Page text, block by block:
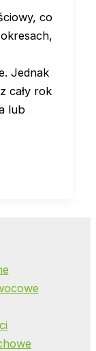
co
Jednak
cały rok
lub